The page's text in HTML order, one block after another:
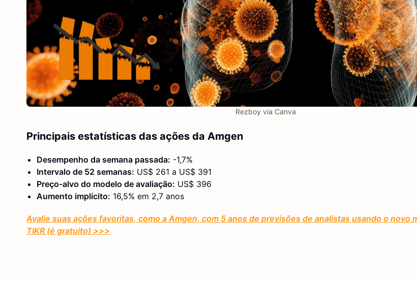
Rezboy via Canva
Principais estatísticas das ações da Amgen
Desempenho da semana passada: -1,7%
Intervalo de 52 semanas: US$ 261 a US$ 391
Preço-alvo do modelo de avaliação: US$ 396
Aumento implícito: 16,5% em 2,7 anos
Avalie suas ações favoritas, como a Amgen, com 5 anos de previsões de analistas usando o novo
TIKR (é gratuito) >>>